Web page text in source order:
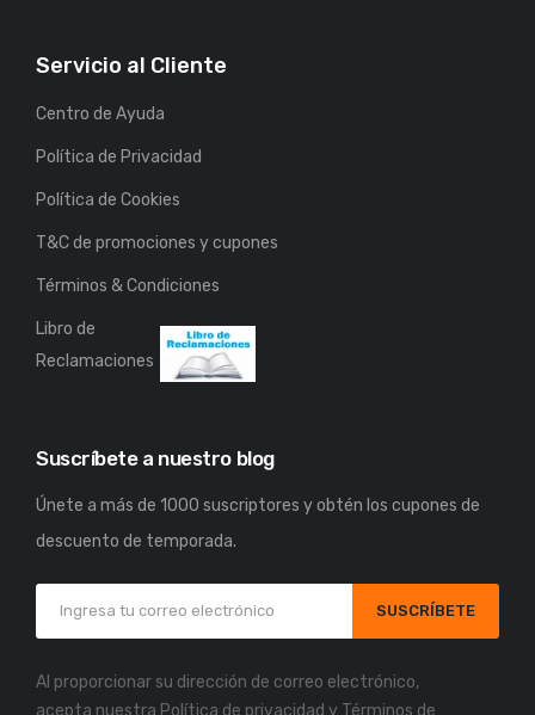
Servicio al Cliente
Centro de Ayuda
Política de Privacidad
Política de Cookies
T&C de promociones y cupones
Términos & Condiciones
Libro de
Reclamaciones
Suscríbete a nuestro blog
Únete a más de 1000 suscriptores y obtén los cupones de
descuento de temporada.
SUSCRÍBETE
Al proporcionar su dirección de correo electrónico,
acepta nuestra Política de privacidad y Términos de